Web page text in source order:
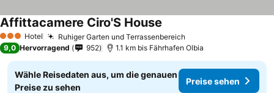
3 SterneHotel Ruhiger Garten und Terrassenbereich
Affittacamere Ciro'S House
9,0 Hervorragend 952 1.1 km bis Fährhafen Olbia
Wähle Reisedaten aus, um die genauen
Preise zu sehen
Preise sehen